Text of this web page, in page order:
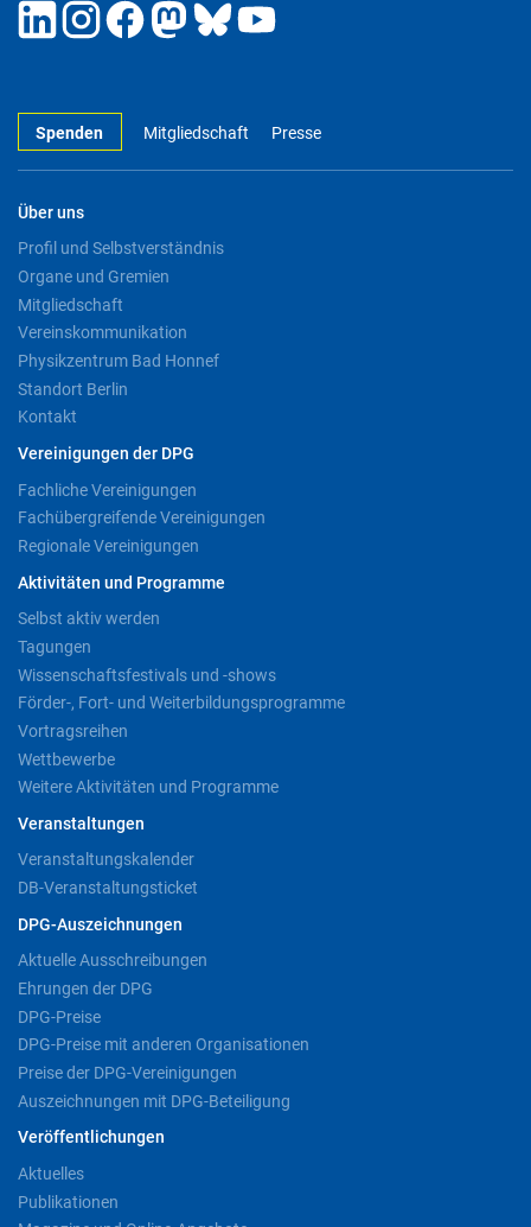
Spenden Mitgliedschaft Presse
Über uns
Profil und Selbstverständnis
Organe und Gremien
Mitgliedschaft
Vereinskommunikation
Physikzentrum Bad Honnef
Standort Berlin
Kontakt
Vereinigungen der DPG
Fachliche Vereinigungen
Fachübergreifende Vereinigungen
Regionale Vereinigungen
Aktivitäten und Programme
Selbst aktiv werden
Tagungen
Wissenschaftsfestivals und -shows
Förder-, Fort- und Weiterbildungsprogramme
Vortragsreihen
Wettbewerbe
Weitere Aktivitäten und Programme
Veranstaltungen
Veranstaltungskalender
DB-Veranstaltungsticket
DPG-Auszeichnungen
Aktuelle Ausschreibungen
Ehrungen der DPG
DPG-Preise
DPG-Preise mit anderen Organisationen
Preise der DPG-Vereinigungen
Auszeichnungen mit DPG-Beteiligung
Veröffentlichungen
Aktuelles
Publikationen